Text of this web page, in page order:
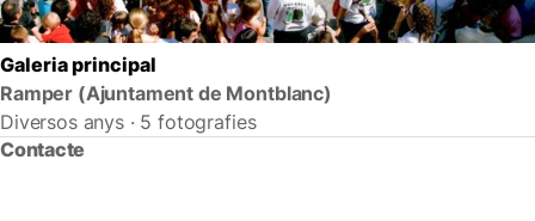
Galeria principal
Ramper (Ajuntament de Montblanc)
Diversos anys · 5 fotografies
Contacte